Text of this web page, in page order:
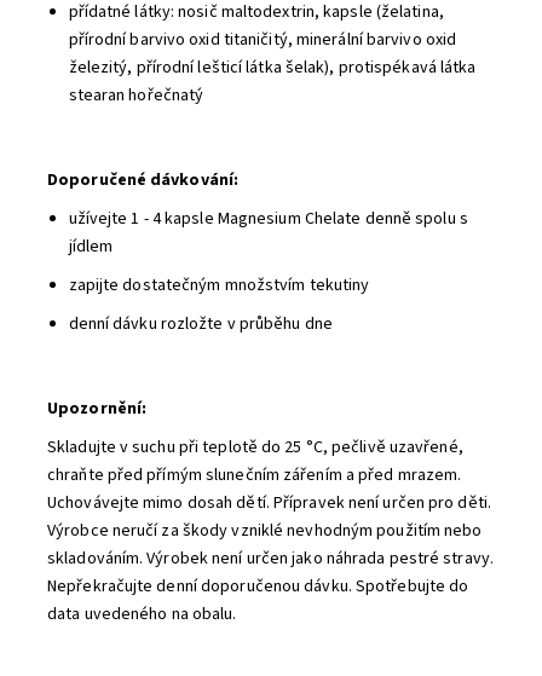
přídatné látky: nosič maltodextrin, kapsle (želatina,
přírodní barvivo oxid titaničitý, minerální barvivo oxid
železitý, přírodní lešticí látka šelak), protispékavá látka
stearan hořečnatý
Doporučené dávkování:
užívejte 1 - 4 kapsle Magnesium Chelate denně spolu s
jídlem
zapijte dostatečným množstvím tekutiny
denní dávku rozložte v průběhu dne
Upozornění:
Skladujte v suchu při teplotě do 25 °C, pečlivě uzavřené,
chraňte před přímým slunečním zářením a před mrazem.
Uchovávejte mimo dosah dětí. Přípravek není určen pro děti.
Výrobce neručí za škody vzniklé nevhodným použitím nebo
skladováním. Výrobek není určen jako náhrada pestré stravy.
Nepřekračujte denní doporučenou dávku. Spotřebujte do
data uvedeného na obalu.